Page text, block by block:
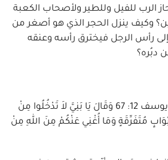
الرب للفيل وللطير ولأصحاب الكعبة
وكيف ينزل الحجر الذي هو أصغر من
رأس الرجل فيخترق رأسه وعنقه
دبُره؟
س 196: جاء في سورة يوسف 12: 67 وَقَالَ يَا بَنِيَّ لاَ تَدْخُلُوا مِنْ
مُتَفَرِّقَةٍ وَمَا أُغْنِي عَنْكُمْ مِنَ اللهِ مِنْ